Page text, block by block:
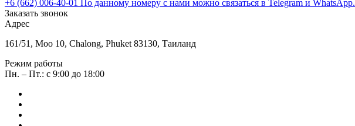
+6 (662) 006-40-01 По данному номеру с нами можно связаться в Telegram и WhatsApp.
Заказать звонок
Адрес
161/51, Moo 10, Chalong, Phuket 83130, Таиланд
Режим работы
Пн. – Пт.: с 9:00 до 18:00